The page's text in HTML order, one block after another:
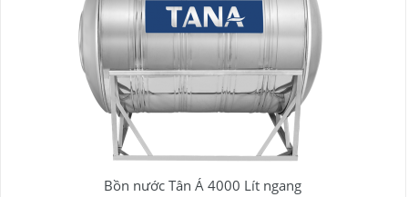
Bồn nước Tân Á 4000 Lít ngang